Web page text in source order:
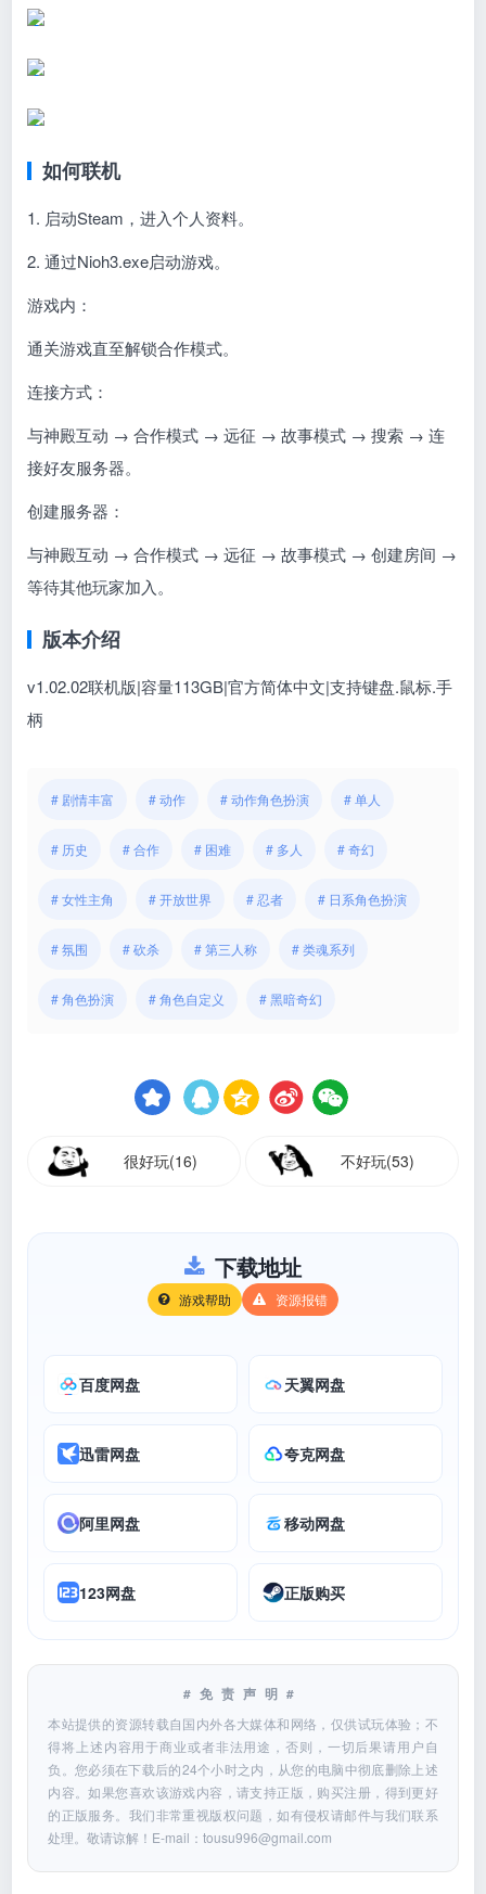
如何联机
1. 启动Steam，进入个人资料。
2. 通过Nioh3.exe启动游戏。
游戏内：
通关游戏直至解锁合作模式。
连接方式：
与神殿互动 → 合作模式 → 远征 → 故事模式 → 搜索 → 连
接好友服务器。
创建服务器：
与神殿互动 → 合作模式 → 远征 → 故事模式 → 创建房间 →
等待其他玩家加入。
版本介绍
v1.02.02联机版|容量113GB|官方简体中文|支持键盘.鼠标.手
柄
# 剧情丰富 # 动作 # 动作角色扮演 # 单人
# 历史 # 合作 # 困难 # 多人 # 奇幻
# 女性主角 # 开放世界 # 忍者 # 日系角色扮演
# 氛围 # 砍杀 # 第三人称 # 类魂系列
# 角色扮演 # 角色自定义 # 黑暗奇幻
很好玩(16) 不好玩(53)
下载地址
游戏帮助 资源报错
百度网盘 天翼网盘
迅雷网盘 夸克网盘
阿里网盘 移动网盘
123网盘 正版购买
#免责声明#
本站提供的资源转载自国内外各大媒体和网络，仅供试玩体验；不
得将上述内容用于商业或者非法用途，否则，一切后果请用户自
负。您必须在下载后的24个小时之内，从您的电脑中彻底删除上述
内容。如果您喜欢该游戏内容，请支持正版，购买注册，得到更好
的正版服务。我们非常重视版权问题，如有侵权请邮件与我们联系
处理。敬请谅解！E-mail：tousu996@gmail.com